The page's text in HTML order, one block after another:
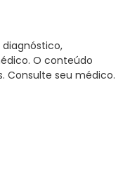
O conteúdo
Consulte seu médico.